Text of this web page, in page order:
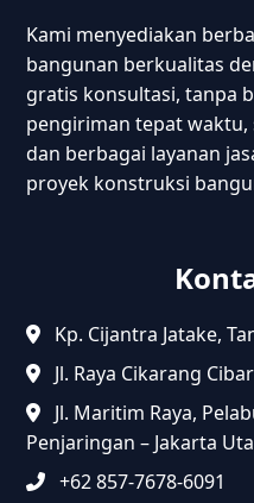
Kami menyediakan
bangunan berkualitas
gratis konsultasi, tanpa
pengiriman tepat waktu,
dan berbagai layanan
proyek konstruksi
Kp. Cijantra Jatake,
Jl. Raya Cikarang
Jl. Maritim Raya,
Penjaringan – Jakarta
+62 857-7678-6091